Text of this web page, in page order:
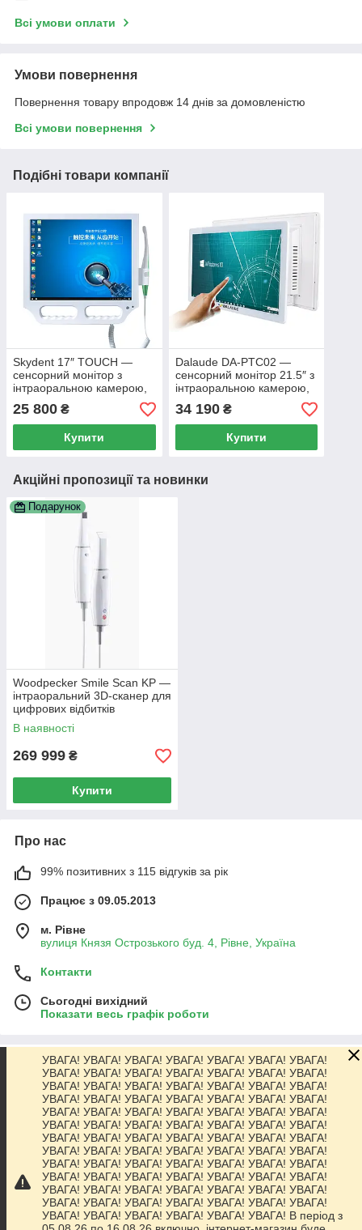
Всі умови оплати
Умови повернення
Повернення товару впродовж 14 днів за домовленістю
Всі умови повернення
Подібні товари компанії
Skydent 17″ TOUCH —
сенсорний монітор з
інтраоральною камерою,
Intel E3950, 4 GB RAM,
128 GB SSD, Wi-Fi
25 800 ₴
Купити
Dalaude DA-PTC02 —
сенсорний монітор 21.5″ з
інтраоральною камерою,
Windows, Intel Core i3, 8
GB RAM, 128 GB SSD, Wi-
Fi
34 190₴
Купити
Акційні пропозиції та новинки
Подарунок
Woodpecker Smile Scan KP —
інтраоральний 3D-сканер для
цифрових відбитків
В наявності
269 999 ₴
Купити
Про нас
99% позитивних з 115 відгуків за рік
Працює з 09.05.2013
м. Рівне
вулиця Князя Острозького буд. 4, Рівне, Україна
Контакти
Сьогодні вихідний
Показати весь графік роботи
Про нас
Контакти
Доставка та оплата
Графік роботи
Повна версія сайту
УВАГА! УВАГА! УВАГА! УВАГА! УВАГА! УВАГА! УВАГА!
УВАГА! УВАГА! УВАГА! УВАГА! УВАГА! УВАГА! УВАГА!
УВАГА! УВАГА! УВАГА! УВАГА! УВАГА! УВАГА! УВАГА!
УВАГА! УВАГА! УВАГА! УВАГА! УВАГА! УВАГА! УВАГА!
УВАГА! УВАГА! УВАГА! УВАГА! УВАГА! УВАГА! УВАГА!
УВАГА! УВАГА! УВАГА! УВАГА! УВАГА! УВАГА! УВАГА!
УВАГА! УВАГА! УВАГА! УВАГА! УВАГА! УВАГА! УВАГА!
УВАГА! УВАГА! УВАГА! УВАГА! УВАГА! УВАГА! УВАГА!
УВАГА! УВАГА! УВАГА! УВАГА! УВАГА! УВАГА! УВАГА!
УВАГА! УВАГА! УВАГА! УВАГА! УВАГА! УВАГА! УВАГА!
УВАГА! УВАГА! УВАГА! УВАГА! УВАГА! УВАГА! УВАГА!
УВАГА! УВАГА! УВАГА! УВАГА! УВАГА! УВАГА! УВАГА!
УВАГА! УВАГА! УВАГА! УВАГА! УВАГА! УВАГА! В період з